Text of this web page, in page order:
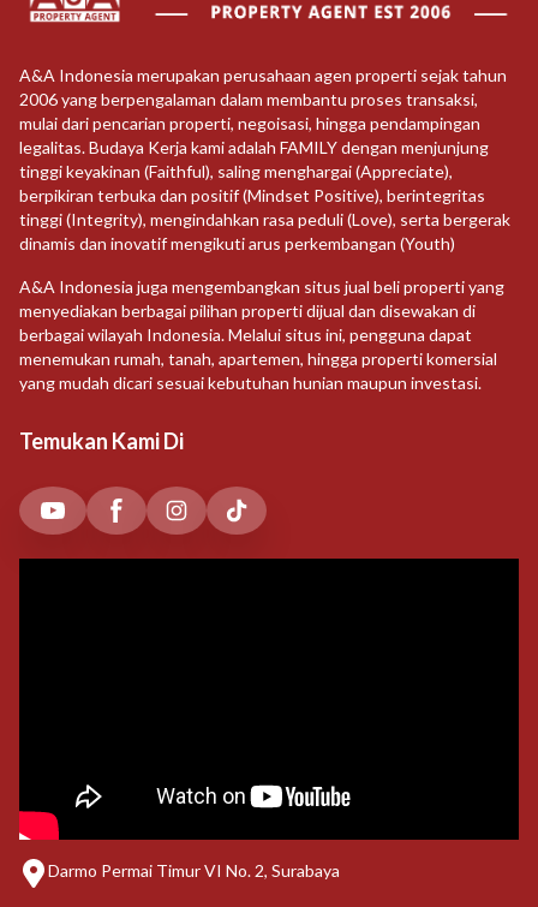
A&A Indonesia merupakan perusahaan agen properti sejak tahun
2006 yang berpengalaman dalam membantu proses transaksi,
mulai dari pencarian properti, negoisasi, hingga pendampingan
legalitas. Budaya Kerja kami adalah FAMILY dengan menjunjung
tinggi keyakinan (Faithful), saling menghargai (Appreciate),
berpikiran terbuka dan positif (Mindset Positive), berintegritas
tinggi (Integrity), mengindahkan rasa peduli (Love), serta bergerak
dinamis dan inovatif mengikuti arus perkembangan (Youth)
A&A Indonesia juga mengembangkan situs jual beli properti yang
menyediakan berbagai pilihan properti dijual dan disewakan di
berbagai wilayah Indonesia. Melalui situs ini, pengguna dapat
menemukan rumah, tanah, apartemen, hingga properti komersial
yang mudah dicari sesuai kebutuhan hunian maupun investasi.
Temukan Kami Di
Darmo Permai Timur VI No. 2, Surabaya